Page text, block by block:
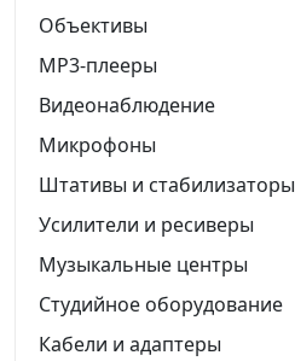
Объективы
MP3-плееры
Видеонаблюдение
Микрофоны
Штативы и стабилизаторы
Усилители и ресиверы
Музыкальные центры
Студийное оборудование
Кабели и адаптеры